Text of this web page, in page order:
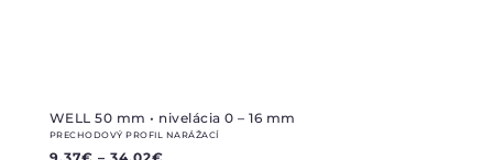
WELL 50 mm • nivelácia 0 – 16 mm
PRECHODOVÝ PROFIL NARÁŽACÍ